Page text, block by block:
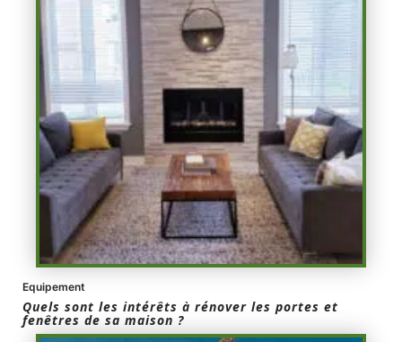
Equipement
Quels sont les intérêts à rénover les portes et
fenêtres de sa maison ?